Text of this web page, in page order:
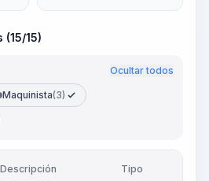
15)
Ocultar todos
Maquinista(3)
Descripción Tipo